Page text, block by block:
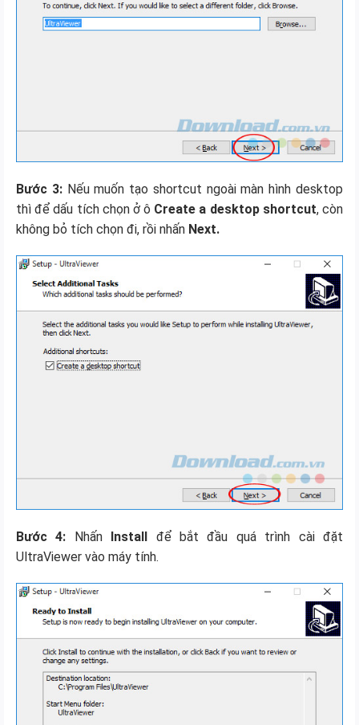
Bước 3:Nếu muốn tạo shortcut ngoài màn hình desktop
thì để dấu tích chọn ở ô Create a desktop shortcut, còn
không bỏ tích chọn đi, rồi nhấn Next.
Bước 4: Nhấn Install để bắt đầu quá trình cài đặt
UltraViewer vào máy tính.